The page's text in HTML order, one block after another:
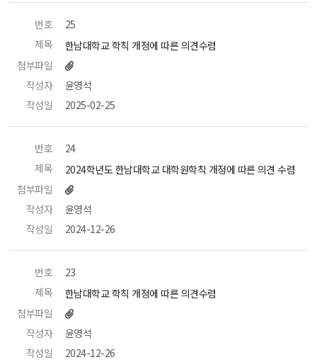
번호
25
제목
한남대학교 학칙 개정에 따른 의견수렴
첨부파일
작성자
윤영석
작성일
2025-02-25
번호
24
제목
2024학년도 한남대학교 대학원학칙 개정에 따른 의견 수렴
첨부파일
작성자
윤영석
작성일
2024-12-26
번호
23
제목
한남대학교 학칙 개정에 따른 의견수렴
첨부파일
작성자
윤영석
작성일
2024-12-26